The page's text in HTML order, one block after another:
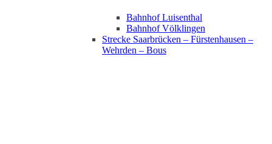
Bahnhof Luisenthal
Bahnhof Völklingen
Strecke Saarbrücken – Fürstenhausen –
Wehrden – Bous